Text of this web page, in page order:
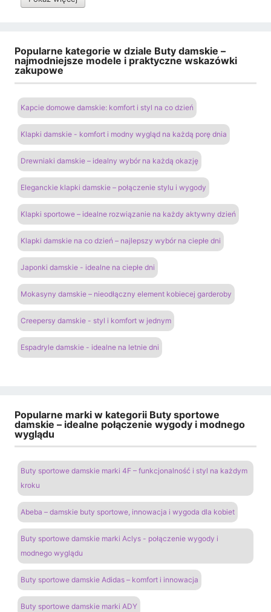
Popularne kategorie w dziale Buty damskie –
najmodniejsze modele i praktyczne wskazówki
zakupowe
Kapcie domowe damskie: komfort i styl na co dzień
Klapki damskie - komfort i modny wygląd na każdą porę dnia
Drewniaki damskie – idealny wybór na każdą okazję
Eleganckie klapki damskie – połączenie stylu i wygody
Klapki sportowe – idealne rozwiązanie na każdy aktywny dzień
Klapki damskie na co dzień – najlepszy wybór na ciepłe dni
Japonki damskie - idealne na ciepłe dni
Mokasyny damskie – nieodłączny element kobiecej garderoby
Creepersy damskie - styl i komfort w jednym
Espadryle damskie - idealne na letnie dni
Popularne marki w kategorii Buty sportowe
damskie – idealne połączenie wygody i modnego
wyglądu
Buty sportowe damskie marki 4F – funkcjonalność i styl na każdym
kroku
Abeba – damskie buty sportowe, innowacja i wygoda dla kobiet
Buty sportowe damskie marki Aclys - połączenie wygody i
modnego wyglądu
Buty sportowe damskie Adidas – komfort i innowacja
Buty sportowe damskie marki ADY